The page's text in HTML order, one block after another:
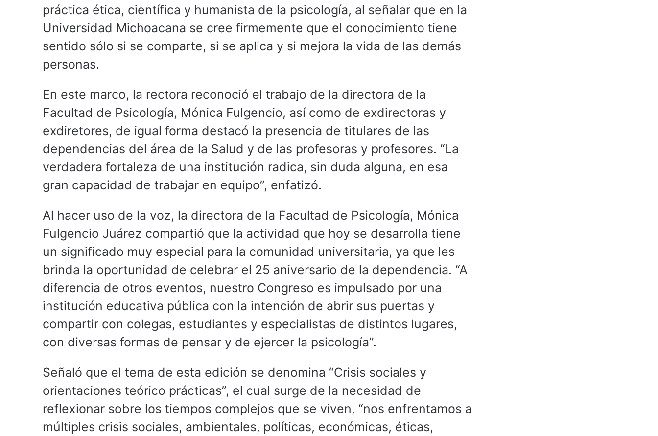
práctica ética, científica y humanista de la psicología, al señalar que en la
Universidad Michoacana se cree firmemente que el conocimiento tiene
sentido sólo si se comparte, si se aplica y si mejora la vida de las demás
personas.
En este marco, la rectora reconoció el trabajo de la directora de la
Facultad de Psicología, Mónica Fulgencio, así como de exdirectoras y
exdiretores, de igual forma destacó la presencia de titulares de las
dependencias del área de la Salud y de las profesoras y profesores. “La
verdadera fortaleza de una institución radica, sin duda alguna, en esa
gran capacidad de trabajar en equipo”, enfatizó.
Al hacer uso de la voz, la directora de la Facultad de Psicología, Mónica
Fulgencio Juárez compartió que la actividad que hoy se desarrolla tiene
un significado muy especial para la comunidad universitaria, ya que les
brinda la oportunidad de celebrar el 25 aniversario de la dependencia. “A
diferencia de otros eventos, nuestro Congreso es impulsado por una
institución educativa pública con la intención de abrir sus puertas y
compartir con colegas, estudiantes y especialistas de distintos lugares,
con diversas formas de pensar y de ejercer la psicología”.
Señaló que el tema de esta edición se denomina “Crisis sociales y
orientaciones teórico prácticas”, el cual surge de la necesidad de
reflexionar sobre los tiempos complejos que se viven, “nos enfrentamos a
múltiples crisis sociales, ambientales, políticas, económicas, éticas,